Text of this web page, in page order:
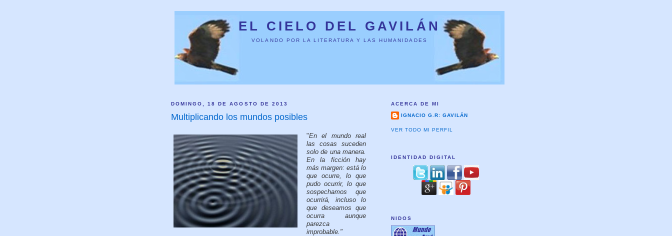
EL CIELO DEL GAVILÁN
VOLANDO POR LA LITERATURA Y LAS HUMANIDADES
DOMINGO, 18 DE AGOSTO DE 2013
Multiplicando los mundos posibles
"En el mundo real
las cosas suceden
solo de una manera.
En la ficción hay
más margen: está lo
que ocurre, lo que
pudo ocurrir, lo que
sospechamos que
ocurrirá, incluso lo
que deseamos que
ocurra aunque
parezca
improbable."
ACERCA DE MI
IGNACIO G.R: GAVILÁN
VER TODO MI PERFIL
IDENTIDAD DIGITAL
NIDOS